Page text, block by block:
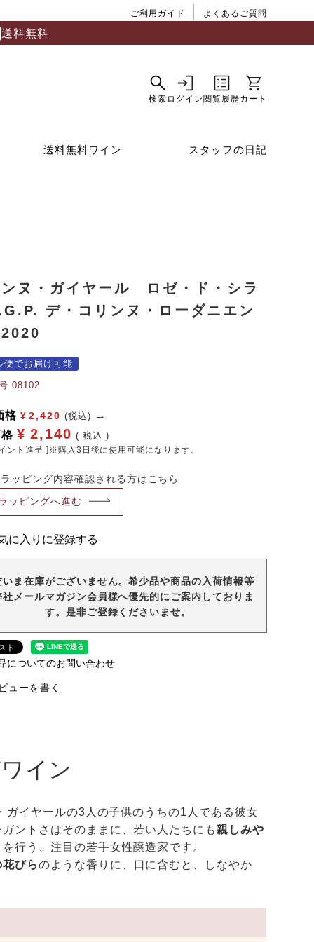
ご利用ガイド よくあるご質問
送料無料
送料無料ワイン スタッフの日記
ンヌ・ガイヤール ロゼ・ド・シラ
デ・コリンヌ・ローダニエン
便でお届け可能
08102
格 ¥ 2,420 (税込)
¥ 2,140 税込
ント進呈 ]※購入3日後に使用可能になります。
ッピング内容確認される方はこちら
ッピングへ進む
に入りに登録する
いま在庫がございません。希少品や商品の入荷情報等
社メールマガジン会員様へ優先的にご案内しておりま
す。是非ご登録くださいませ。
についてのお問い合わせ
ューを書く
イン
イヤールの3人の子供のうちの1人である彼女
ントさはそのままに、若い人たちにも親しみや
行う、注目の若手女性醸造家です。
びらのような香りに、口に含むと、しなやか